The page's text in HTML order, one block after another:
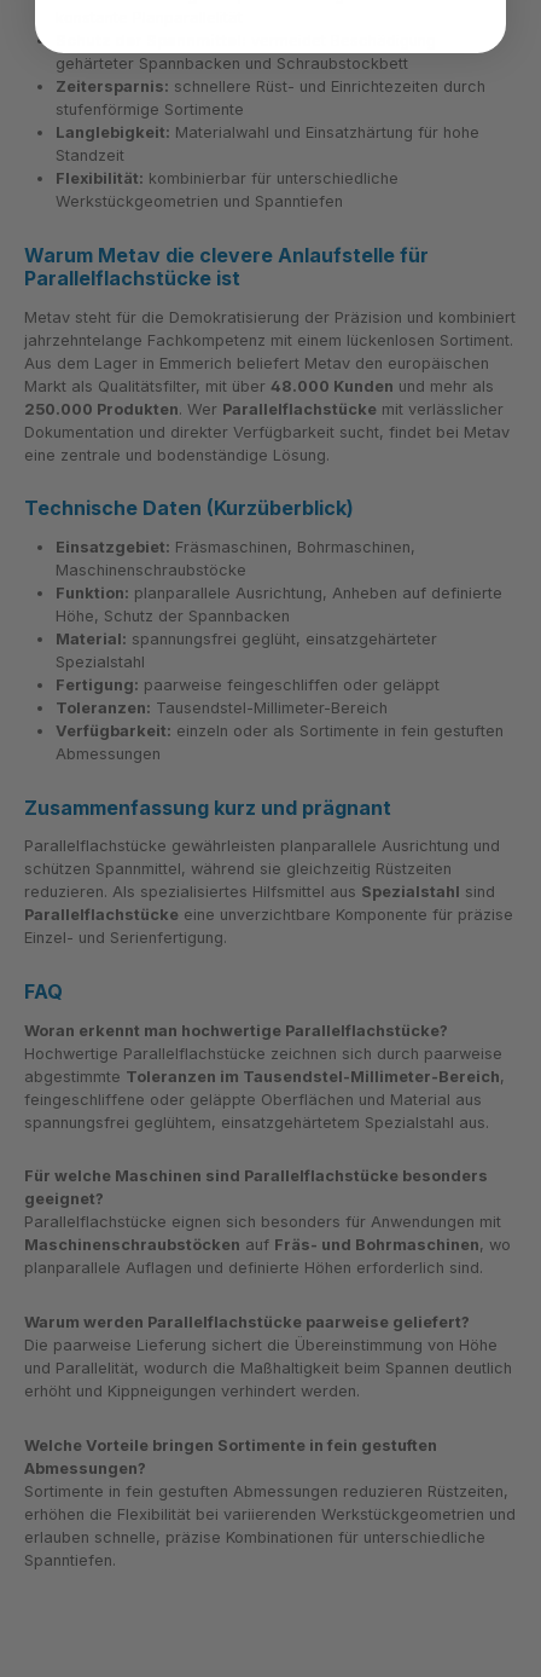
gehärteter Spannbacken und Schraubstockbett
Zeitersparnis: schnellere Rüst- und Einrichtezeiten durch
stufenförmige Sortimente
Langlebigkeit: Materialwahl und Einsatzhärtung für hohe
Standzeit
Flexibilität: kombinierbar für unterschiedliche
Werkstückgeometrien und Spanntiefen
Warum Metav die clevere Anlaufstelle für
Parallelflachstücke ist
Metav steht für die Demokratisierung der Präzision und kombiniert
jahrzehntelange Fachkompetenz mit einem lückenlosen Sortiment.
Aus dem Lager in Emmerich beliefert Metav den europäischen
Markt als Qualitätsfilter, mit über 48.000 Kunden und mehr als
250.000 Produkten. Wer Parallelflachstücke mit verlässlicher
Dokumentation und direkter Verfügbarkeit sucht, findet bei Metav
eine zentrale und bodenständige Lösung.
Technische Daten (Kurzüberblick)
Einsatzgebiet: Fräsmaschinen, Bohrmaschinen,
Maschinenschraubstöcke
Funktion: planparallele Ausrichtung, Anheben auf definierte
Höhe, Schutz der Spannbacken
Material: spannungsfrei geglüht, einsatzgehärteter
Spezialstahl
Fertigung: paarweise feingeschliffen oder geläppt
Toleranzen: Tausendstel-Millimeter-Bereich
Verfügbarkeit: einzeln oder als Sortimente in fein gestuften
Abmessungen
Zusammenfassung kurz und prägnant
Parallelflachstücke gewährleisten planparallele Ausrichtung und
schützen Spannmittel, während sie gleichzeitig Rüstzeiten
reduzieren. Als spezialisiertes Hilfsmittel aus Spezialstahl sind
Parallelflachstücke eine unverzichtbare Komponente für präzise
Einzel- und Serienfertigung.
FAQ
Woran erkennt man hochwertige Parallelflachstücke?
Hochwertige Parallelflachstücke zeichnen sich durch paarweise
abgestimmte Toleranzen im Tausendstel-Millimeter-Bereich,
feingeschliffene oder geläppte Oberflächen und Material aus
spannungsfrei geglühtem, einsatzgehärtetem Spezialstahl aus.
Für welche Maschinen sind Parallelflachstücke besonders
geeignet?
Parallelflachstücke eignen sich besonders für Anwendungen mit
Maschinenschraubstöcken auf Fräs- und Bohrmaschinen, wo
planparallele Auflagen und definierte Höhen erforderlich sind.
Warum werden Parallelflachstücke paarweise geliefert?
Die paarweise Lieferung sichert die Übereinstimmung von Höhe
und Parallelität, wodurch die Maßhaltigkeit beim Spannen deutlich
erhöht und Kippneigungen verhindert werden.
Welche Vorteile bringen Sortimente in fein gestuften
Abmessungen?
Sortimente in fein gestuften Abmessungen reduzieren Rüstzeiten,
erhöhen die Flexibilität bei variierenden Werkstückgeometrien und
erlauben schnelle, präzise Kombinationen für unterschiedliche
Spanntiefen.